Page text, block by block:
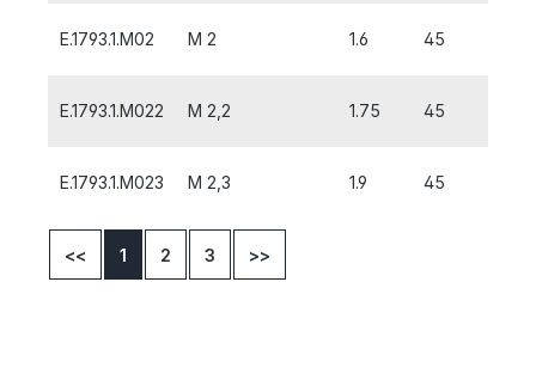
E.1793.1.M02 M 2 1.6 45
E.1793.1.M022 M 2,2 1.75 45
E.1793.1.M023 M 2,3 1.9 45
<< 1 2 3 >>